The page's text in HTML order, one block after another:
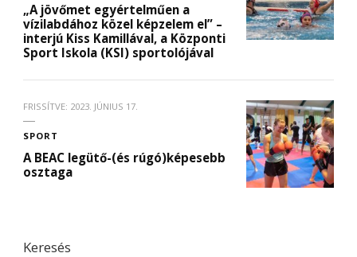
„A jövőmet egyértelműen a
vízilabdához közel képzelem el” –
interjú Kiss Kamillával, a Központi
Sport Iskola (KSI) sportolójával
FRISSÍTVE: 2023. JÚNIUS 17.
SPORT
A BEAC legütő-(és rúgó)képesebb
osztaga
Keresés